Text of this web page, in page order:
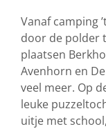
Vanaf camping
door de polder
plaatsen
Avenhorn en
veel meer. Op
leuke
uitje met